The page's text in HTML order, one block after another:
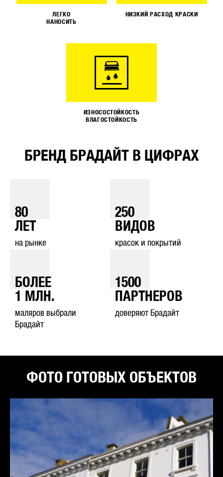
ЛЕГКО
НАНОСИТЬ
НИЗКИЙ РАСХОД КРАСКИ
ИЗНОСОСТОЙКОСТЬ
ВЛАГОСТОЙКОСТЬ
БРЕНД БРАДАЙТ В ЦИФРАХ
80
ЛЕТ
на рынке
250
ВИДОВ
красок и покрытий
БОЛЕЕ
1
МЛН.
маляров выбрали
Брадайт
1500
ПАРТНЕРОВ
доверяют Брадайт
ФОТО ГОТОВЫХ ОБЪЕКТОВ